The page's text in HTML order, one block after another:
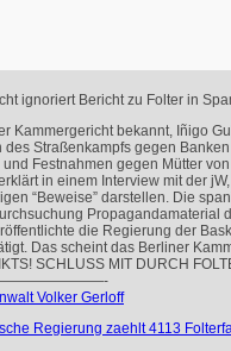
ignoriert Bericht zu Folter in
Kammergericht bekannt, Iñigo
des Straßenkampfs gegen
Festnahmen gegen Mütter
in einem Interview mit der
“Beweise” darstellen. Die
Propagandamaterial
die Regierung der
Das scheint das Berliner
! SCHLUSS MIT DURCH
Volker Gerloff
Regierung zaehlt 4113